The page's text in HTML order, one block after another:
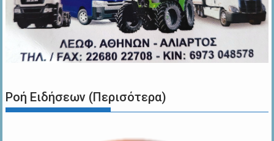
Ροή Ειδήσεων (Περισότερα)